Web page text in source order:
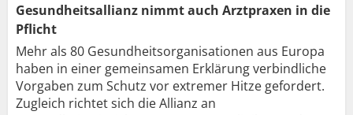
Gesundheitsallianz nimmt auch Arztpraxen in die
Pflicht
Mehr als 80 Gesundheits­organisationen aus Europa
haben in einer gemeinsamen Erklärung verbindliche
Vorgaben zum Schutz vor extremer Hitze gefordert.
Zugleich richtet sich die Allianz an